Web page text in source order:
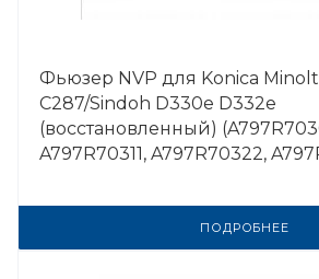
Фьюзер NVP для Konica
C287/Sindoh D330e D332e
(восстановленный)
A797R70311, A797R70322,
ПОДРОБНЕЕ